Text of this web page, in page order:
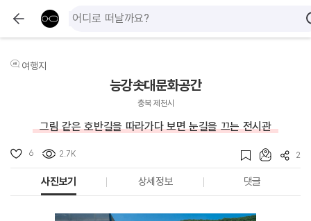
여행지
능강솟대문화공간
충북 제천시
그림 같은 호반길을 따라가다 보면 눈길을 끄는 전시관
6 2.7K 2
사진보기 상세정보 댓글